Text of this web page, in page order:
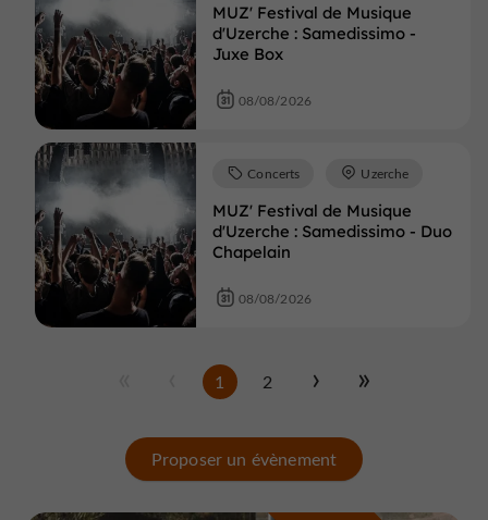
MUZ' Festival de Musique
d'Uzerche : Samedissimo -
Juxe Box
08/08/2026
MUZ' Festival de Musique
d'Uzerche : Samedissimo - Duo
Chapelain
Concerts Uzerche
08/08/2026
1 2
Proposer un évènement